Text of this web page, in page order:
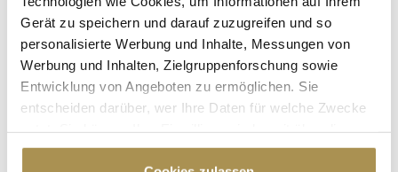
Gerät zu speichern und darauf zuzugreifen und so
personalisierte Werbung und Inhalte, Messungen von
Werbung und Inhalten, Zielgruppenforschung sowie
Entwicklung von Angeboten zu ermöglichen. Sie
entscheiden darüber, wer Ihre Daten für welche Zwecke
Cookie-Erklärung oder durch Klicken auf das Privacy